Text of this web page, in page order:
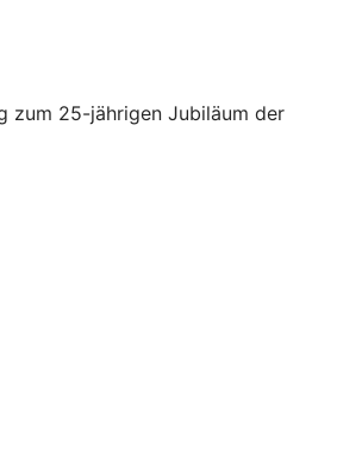
zum 25-jährigen Jubiläum der